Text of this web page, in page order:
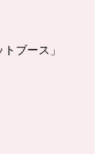
ブース」